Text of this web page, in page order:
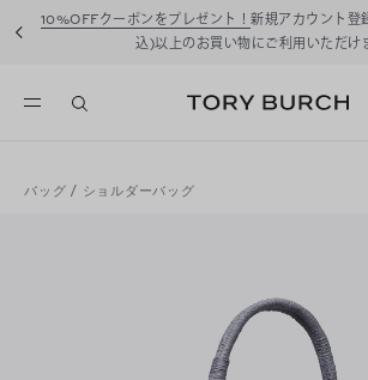
10%OFFクーポンをプレゼント！ 新規アカウント
込)以上のお買い物にご利用いただけ
バッグ / ショルダーバッグ